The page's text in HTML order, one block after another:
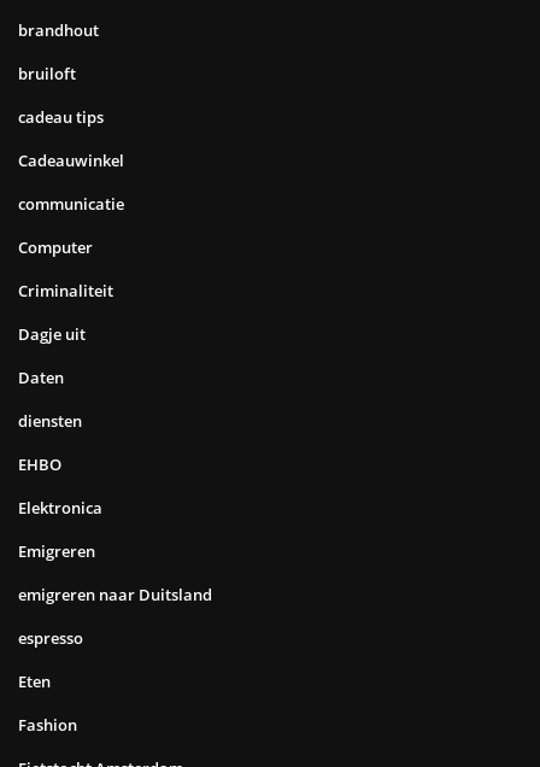
brandhout
bruiloft
cadeau tips
Cadeauwinkel
communicatie
Computer
Criminaliteit
Dagje uit
Daten
diensten
EHBO
Elektronica
Emigreren
emigreren naar Duitsland
espresso
Eten
Fashion